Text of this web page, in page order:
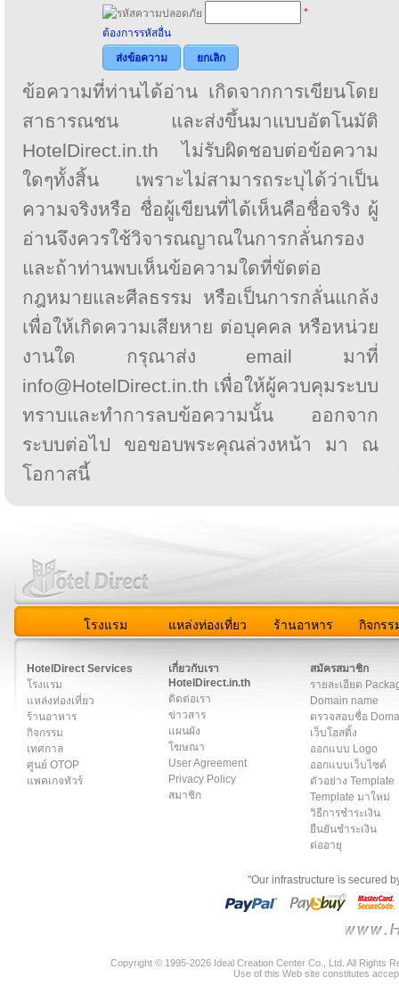
*
ต้องการรหัสอื่น
ส่งข้อความ
ยกเลิก
ข้อความที่ท่านได้อ่าน เกิดจากการเขียนโดย
สาธารณชน และส่งขึ้นมาแบบอัตโนมัติ
HotelDirect.in.th ไม่รับผิดชอบต่อข้อความ
ใดๆทั้งสิ้น เพราะไม่สามารถระบุได้ว่าเป็น
ความจริงหรือ ชื่อผู้เขียนที่ได้เห็นคือชื่อจริง ผู้
อ่านจึงควรใช้วิจารณญาณในการกลั่นกรอง
และถ้าท่านพบเห็นข้อความใดที่ขัดต่อ
กฎหมายและศีลธรรม หรือเป็นการกลั่นแกล้ง
เพื่อให้เกิดความเสียหาย ต่อบุคคล หรือหน่วย
งานใด กรุณาส่ง email มาที่
info@HotelDirect.in.th เพื่อให้ผู้ควบคุมระบบ
ทราบและทำการลบข้อความนั้น ออกจาก
ระบบต่อไป ขอขอบพระคุณล่วงหน้า มา ณ
โอกาสนี้
โรงแรม แหล่งท่องเที่ยว ร้านอาหาร กิจกรร
HotelDirect Services
โรงแรม
แหล่งท่องเที่ยว
ร้านอาหาร
กิจกรรม
เทศกาล
ศูนย์ OTOP
แพคเกจทัวร์
เกี่ยวกับเรา
HotelDirect.in.th
ติดต่อเรา
ข่าวสาร
แผนผัง
โฆษณา
User Agreement
Privacy Policy
สมาชิก
สมัครสมาชิก
รายละเอียด
Domain name
ตรวจสอบชื่อ
เว็บโฮสติ้ง
ออกแบบ Logo
ออกแบบเว็บไซต์
ตัวอย่าง Template
Template มาใหม่
วิธีการชำระเงิน
ยืนยันชำระเงิน
ต่ออายุ
"Our infrastructure is secured
Copyright © 1995-2026 Ideal Creation Center Co., Ltd. All Rights
Use of this Web site constitutes